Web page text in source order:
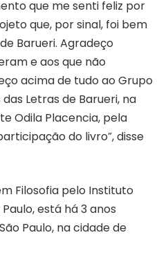
que me senti feliz por
que, por sinal, foi bem
Barueri. Agradeço
e aos que não
acima de tudo ao Grupo
Letras de Barueri, na
Odila Placencia, pela
do livro”, disse
Filosofia pelo Instituto
está há 3 anos
Paulo, na cidade de